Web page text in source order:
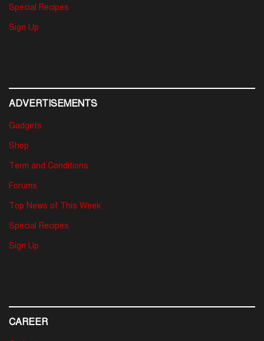
Special Recipes
Sign Up
ADVERTISEMENTS
Gadgets
Shop
Term and Conditions
Forums
Top News of This Week
Special Recipes
Sign Up
CAREER